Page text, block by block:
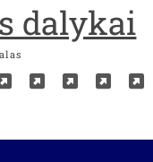
netoli
dalykai
Paslaugos
ir
NT